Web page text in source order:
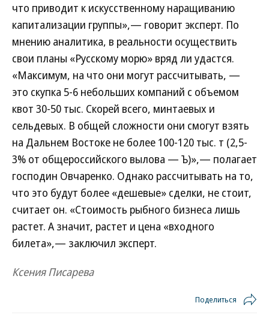
что приводит к искусственному наращиванию
капитализации группы»,— говорит эксперт. По
мнению аналитика, в реальности осуществить
свои планы «Русскому морю» вряд ли удастся.
«Максимум, на что они могут рассчитывать, —
это скупка 5-6 небольших компаний с объемом
квот 30-50 тыс. Скорей всего, минтаевых и
сельдевых. В общей сложности они смогут взять
на Дальнем Востоке не более 100-120 тыс. т (2,5-
3% от общероссийского вылова — Ъ)»,— полагает
господин Овчаренко. Однако рассчитывать на то,
что это будут более «дешевые» сделки, не стоит,
считает он. «Стоимость рыбного бизнеса лишь
растет. А значит, растет и цена «входного
билета»,— заключил эксперт.
Ксения Писарева
Поделиться